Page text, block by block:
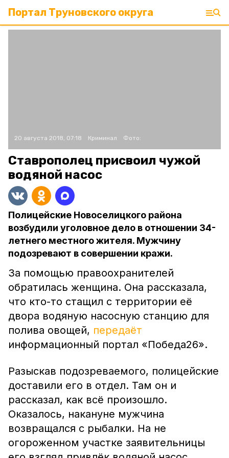
Портал Труновского округа
20 августа 2018, 07:18 Криминал Фото:
Ставрополец присвоил чужой
водяной насос
Полицейские Новоселицкого района
возбудили уголовное дело в отношении 34-
летнего местного жителя. Мужчину
подозревают в совершении кражи.
За помощью правоохранителей
обратилась женщина. Она рассказала,
что кто-то стащил с территории её
двора водяную насосную станцию для
полива овощей, передаёт
информационный портал «Победа26».
Разыскав подозреваемого, полицейские
доставили его в отдел. Там он и
рассказал, как всё произошло.
Оказалось, накануне мужчина
возвращался с рыбалки. На не
огороженном участке заявительницы